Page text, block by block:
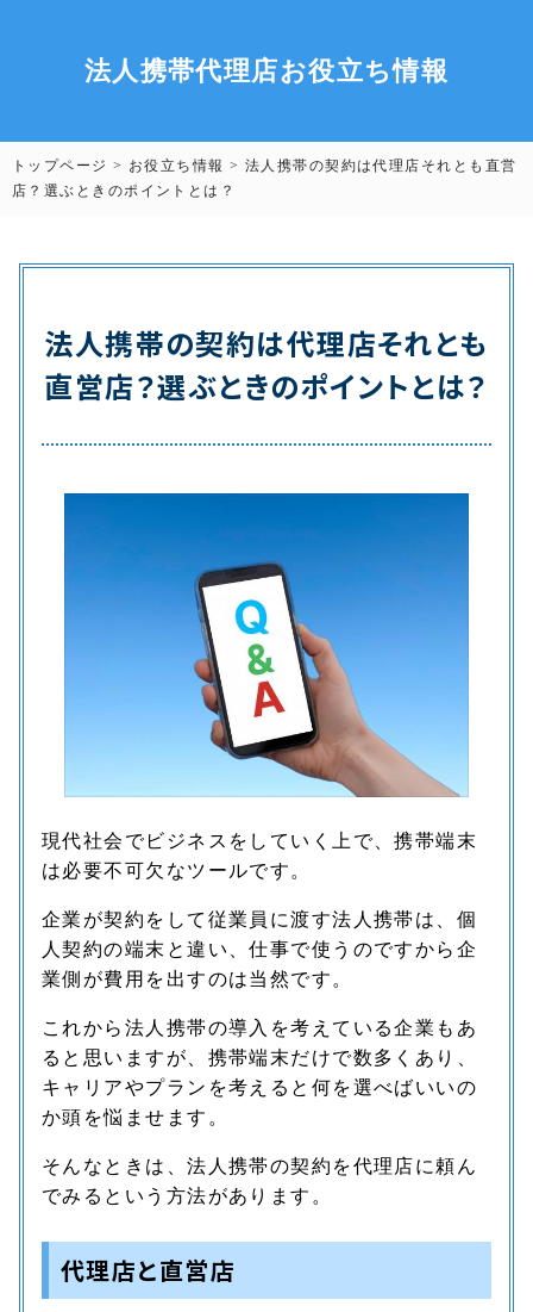
法人携帯代理店お役立ち情報
トップページ > お役立ち情報 > 法人携帯の契約は代理店それとも直営
店？選ぶときのポイントとは？
法人携帯の契約は代理店それとも
直営店？選ぶときのポイントとは？
現代社会でビジネスをしていく上で、携帯端末
は必要不可欠なツールです。
企業が契約をして従業員に渡す法人携帯は、個
人契約の端末と違い、仕事で使うのですから企
業側が費用を出すのは当然です。
これから法人携帯の導入を考えている企業もあ
ると思いますが、携帯端末だけで数多くあり、
キャリアやプランを考えると何を選べばいいの
か頭を悩ませます。
そんなときは、法人携帯の契約を代理店に頼ん
でみるという方法があります。
代理店と直営店